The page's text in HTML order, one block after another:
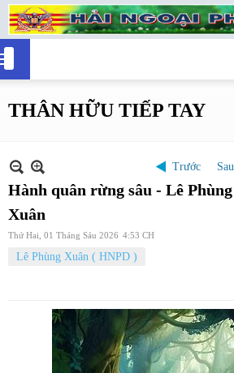
THÂN HỮU TIẾP TAY
Trước Sau
Hành quân rừng sâu - Lê Phùng
Xuân
Thứ Hai, 01 Tháng Sáu 2026 4:53 CH
Lê Phùng Xuân ( HNPD )